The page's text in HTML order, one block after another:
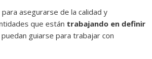
asegurarse de la calidad y
que están trabajando en definir
guiarse para trabajar con